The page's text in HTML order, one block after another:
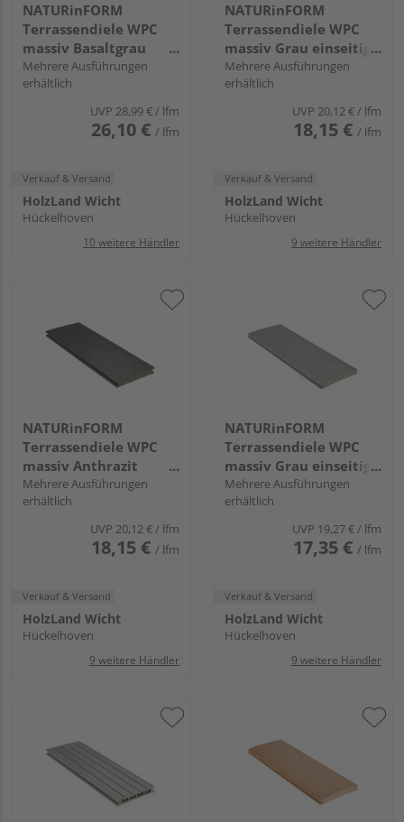
NATURinFORM
Terrassendiele WPC
massiv Basaltgrau
einseitig Holzstruktur,
einseitig glatt,
längsseitige Nut, DIE
EXKLUSIVE - 21 x 162
Mehrere Ausführungen
erhältlich
UVP 28,99 €/ lfm
26,10 € / lfm
Verkauf & Versand
HolzLand Wicht
Hückelhoven
10 weitere Händler
NATURinFORM
Terrassendiele WPC
massiv Grau einseitig
Holzstruktur, einseitig
fein geriffelt,
längsseitige Nut, DIE
KERNIGE - 21 x 140 mm
Mehrere Ausführungen
erhältlich
UVP 20,12 €/ lfm
18,15 € / lfm
Verkauf & Versand
HolzLand Wicht
Hückelhoven
9 weitere Händler
NATURinFORM
Terrassendiele WPC
massiv Anthrazit
einseitig Holzstruktur,
einseitig fein geriffelt,
längsseitige Nut, DIE
KERNIGE - 21 x 140 mm
Mehrere Ausführungen
erhältlich
UVP 20,12 €/ lfm
18,15 € / lfm
Verkauf & Versand
HolzLand Wicht
Hückelhoven
9 weitere Händler
NATURinFORM
Terrassendiele WPC
massiv Grau einseitig
Holzstruktur, einseitig
glatt,
Clipmontage_laengsseitig,
DIE SMARTE - 19 x 139
Mehrere Ausführungen
erhältlich
UVP 19,27 €/ lfm
17,35 € / lfm
Verkauf & Versand
HolzLand Wicht
Hückelhoven
9 weitere Händler